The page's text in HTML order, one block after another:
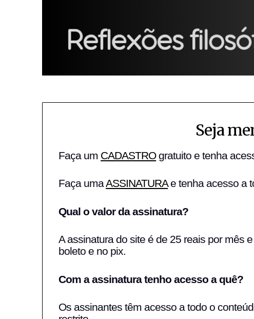
Seja
Faça um CADASTROgratuito e tenha
Faça umaASSINATURAe tenha acesso a
Qual o valor da assinatura?
A assinatura do site é de 25 reais por mês
boleto e no pix.
Com a assinatura tenho acesso a quê?
Os assinantes têm acesso a todo o